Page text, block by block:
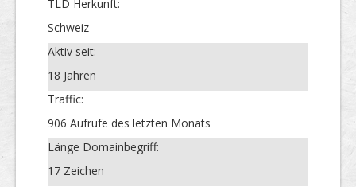
TLD Herkunft:
Schweiz
Aktiv seit:
18 Jahren
Traffic:
906 Aufrufe des letzten Monats
Länge Domainbegriff:
17 Zeichen